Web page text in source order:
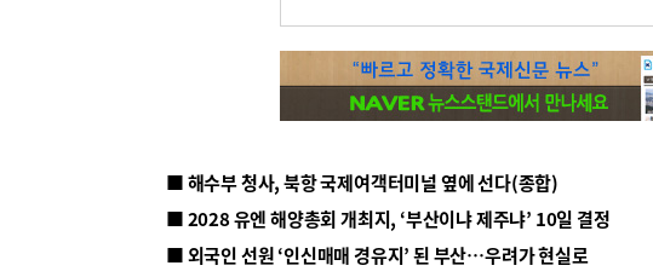
■ 해수부 청사, 북항 국제여객터미널 옆에 선다(종합)
■ 2028 유엔 해양총회 개최지, ‘부산이냐 제주냐’ 10일 결정
■ 외국인 선원 ‘인신매매 경유지’ 된 부산…우려가 현실로